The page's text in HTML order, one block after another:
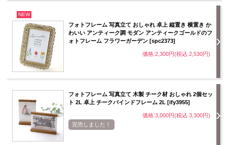
NEW
フォトフレーム 写真立て おしゃれ 卓上 縦置き 横置き か
わいい アンティーク調 モダン アンティークゴールドのフ
ォトフレーム フラワーガーデン [spc2373]
価格:2,300円(税込 2,530円)
フォトフレーム 写真立て 木製 チーク材 おしゃれ 2個セッ
ト 2L 卓上 チークバインドフレーム 2L [ify3955]
価格:3,000円(税込 3,300円)
完売しました！